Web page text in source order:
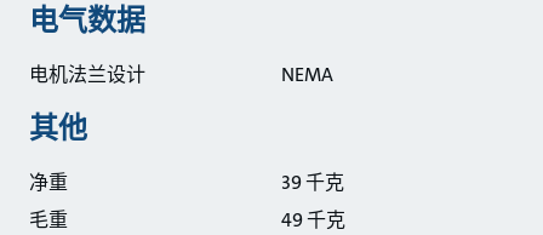
电气数据
电机法兰设计 NEMA
其他
净重
39 千克
毛重
49 千克